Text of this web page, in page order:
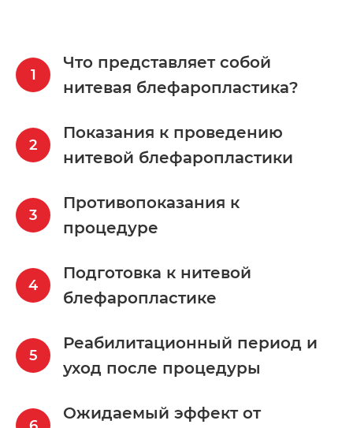
Что представляет собой
нитевая блефаропластика?
Показания к проведению
нитевой блефаропластики
Противопоказания к
процедуре
Подготовка к нитевой
блефаропластике
Реабилитационный период и
уход после процедуры
Ожидаемый эффект от